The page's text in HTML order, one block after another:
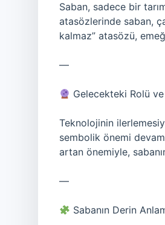
Saban, sadece bir
atasözlerinde saban,
kalmaz” atasözü,
—
Gelecekteki Rolü
Teknolojinin
sembolik önemi
artan önemiyle,
—
Sabanın Derin